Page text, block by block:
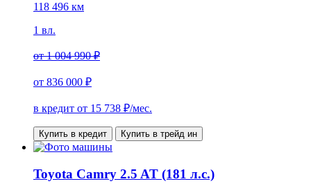
118 496 км
1 вл.
от1 004 990 ₽
от 836 000 ₽
в кредит от 15 738 ₽/мес.
Купить в кредит Купить в трейд ин
Toyota Camry 2.5 AT (181 л.с.)